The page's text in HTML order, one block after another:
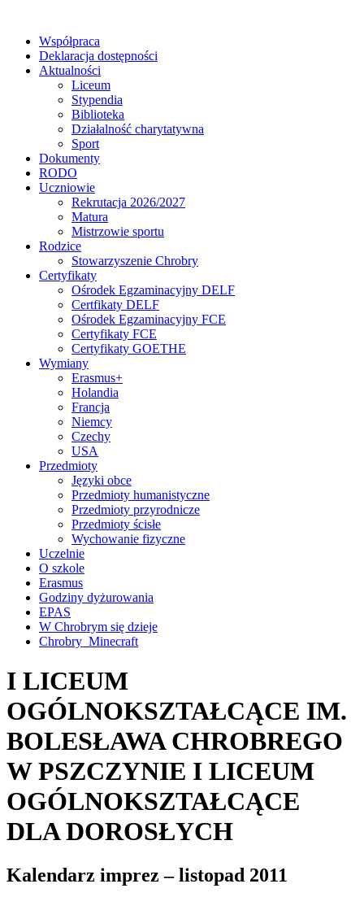
Współpraca
Deklaracja dostępności
Aktualności
Liceum
Stypendia
Biblioteka
Działalność charytatywna
Sport
Dokumenty
RODO
Uczniowie
Rekrutacja 2026/2027
Matura
Mistrzowie sportu
Rodzice
Stowarzyszenie Chrobry
Certyfikaty
Ośrodek Egzaminacyjny DELF
Certfikaty DELF
Ośrodek Egzaminacyjny FCE
Certyfikaty FCE
Certyfikaty GOETHE
Wymiany
Erasmus+
Holandia
Francja
Niemcy
Czechy
USA
Przedmioty
Języki obce
Przedmioty humanistyczne
Przedmioty przyrodnicze
Przedmioty ścisłe
Wychowanie fizyczne
Uczelnie
O szkole
Erasmus
Godziny dyżurowania
EPAS
W Chrobrym się dzieje
Chrobry_Minecraft
I LICEUM
OGÓLNOKSZTAŁCĄCE IM.
BOLESŁAWA CHROBREGO
W PSZCZYNIE I LICEUM
OGÓLNOKSZTAŁCĄCE
DLA DOROSŁYCH
Kalendarz imprez – listopad 2011